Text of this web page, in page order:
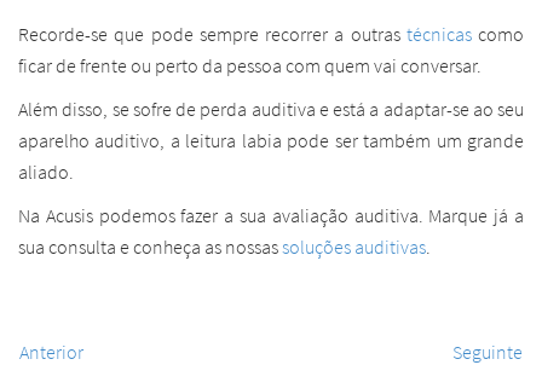
Recorde-se que pode sempre recorrer a outras técnicascomo
ficar de frente ou perto da pessoa com quem vai conversar.
Além disso, se sofre de perda auditiva e está a adaptar-se ao seu
aparelho auditivo, a leitura labia pode ser também um grande
aliado.
Na Acusis podemos fazer a sua avaliação auditiva. Marque já a
sua consulta e conheça as nossassoluções auditivas.
Anterior Seguinte